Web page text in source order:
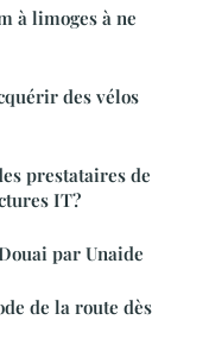
à limoges à ne
des vélos
prestataires de
IT?
par Unaide
de la route dès